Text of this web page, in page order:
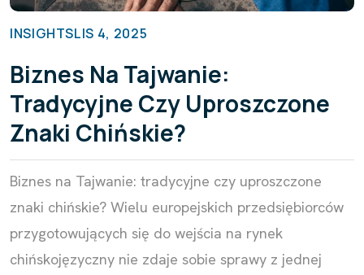
INSIGHTSLIS 4, 2025
Biznes Na Tajwanie:
Tradycyjne Czy Uproszczone
Znaki Chińskie?
Biznes na Tajwanie: tradycyjne czy uproszczone
znaki chińskie? Wielu europejskich przedsiębiorców
przygotowujących się do wejścia na rynek
chińskojęzyczny nie zdaje sobie sprawy z jednej